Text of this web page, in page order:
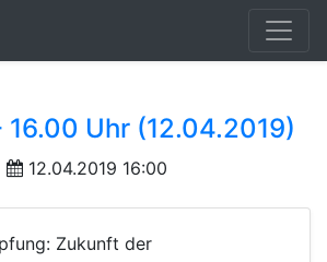
Uhr (12.04.2019)
12.04.2019 16:00
Zukunft der